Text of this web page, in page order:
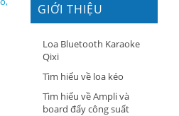
GIỚI THIỆU
Loa Bluetooth Karaoke
Qixi
Tìm hiểu về loa kéo
Tìm hiểu về Ampli và
board đẩy công suất